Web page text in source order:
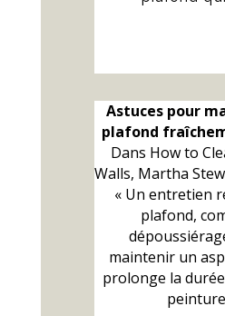
Astuces pour
plafond
Dans How to
Walls, Martha
« Un entretien
plafond,
maintenir un
prolonge la